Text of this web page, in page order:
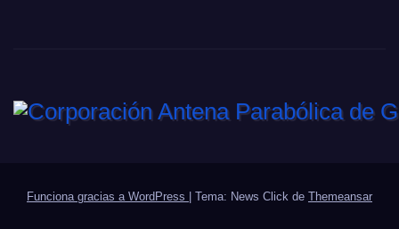
Funciona gracias a WordPress Tema: News Click de Themeansar